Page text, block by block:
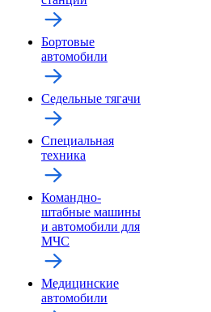
Бортовые
автомобили
Седельные тягачи
Специальная
техника
Командно-
штабные машины
и автомобили для
МЧС
Медицинские
автомобили